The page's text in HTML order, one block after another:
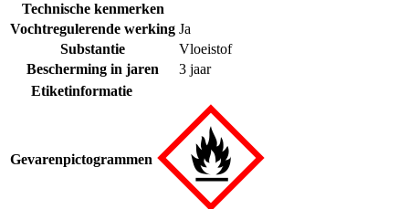
Technische kenmerken
Vochtregulerende werking Ja
Substantie
Vloeistof
Bescherming in jaren
3 jaar
Etiketinformatie
Gevarenpictogrammen